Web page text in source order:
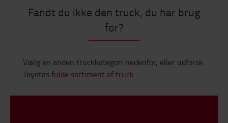
Fandt du ikke den truck, du har brug
for?
Vælg en anden truckkategori nedenfor, eller udforsk
Toyotasfulde sortiment af truck.